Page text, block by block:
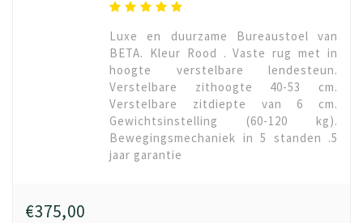
Luxe en duurzame Bureaustoel van
BETA. Kleur Rood . Vaste rug met in
hoogte verstelbare lendesteun.
Verstelbare zithoogte 40-53 cm.
Verstelbare zitdiepte van 6 cm.
Gewichtsinstelling (60-120 kg).
Bewegingsmechaniek in 5 standen .5
jaar garantie
€375,00